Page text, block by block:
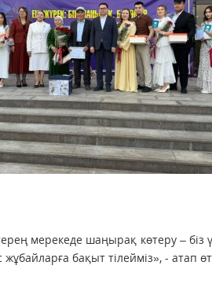
мерекеде шаңырақ көтеру – біз
бақыт тілейміз», - атап